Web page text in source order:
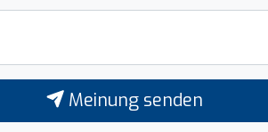
Meinung senden